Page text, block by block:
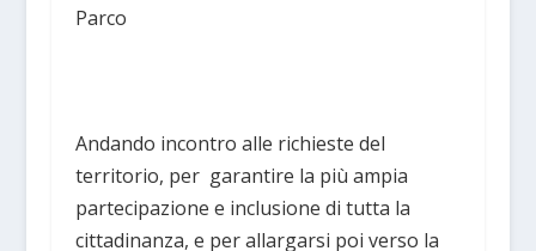
Parco
Andando incontro alle richieste del
territorio, per garantire la più ampia
partecipazione e inclusione di tutta la
cittadinanza, e per allargarsi poi verso la